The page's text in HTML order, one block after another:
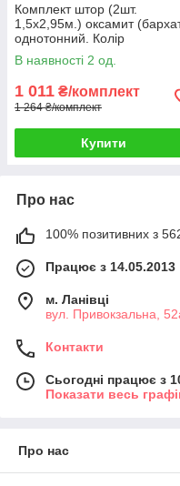
Комплект штор (2шт.
1,5х2,95м.) оксамит
однотонний. Колір
золотистий. Код 1038ш 30-
851
В наявності 2 од.
1 011 ₴/комплект
1 264 ₴/комплект
Купити
Про нас
100% позитивних з 562
Працює з 14.05.2013
м. Ланівці
вул. Привокзальна,
Контакти
Сьогодні працює з
Показати весь
Про нас